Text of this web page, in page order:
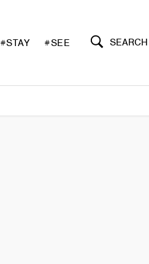
#STAY #SEE SEARCH